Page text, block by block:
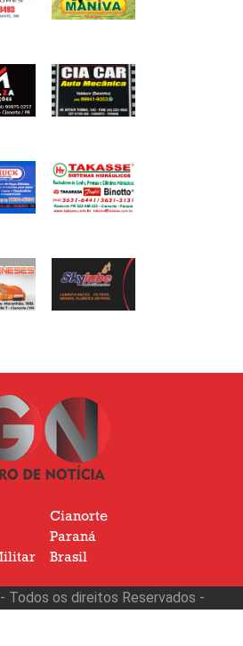
Cianorte
Paraná
Brasil
Todos os direitos Reservados -